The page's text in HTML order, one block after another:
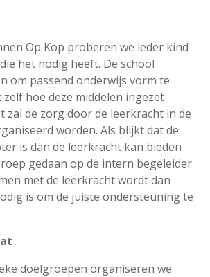
Op Kop proberen we ieder kind
het nodig heeft. De school
om passend onderwijs vorm te
zelf hoe deze middelen ingezet
zal de zorg door de leerkracht in de
worden. Als blijkt dat de
is dan de leerkracht kan bieden
gedaan op de intern begeleider
met de leerkracht wordt dan
is om de juiste ondersteuning te
doelgroepen organiseren we